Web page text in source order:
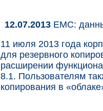
12.07.2013 EMC:
11 июля 2013 года
для резервного
расширении
8.1. Пользователям
копирования в